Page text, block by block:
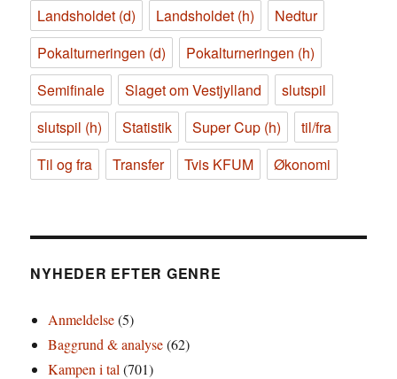
Landsholdet (d)
Landsholdet (h)
Nedtur
Pokalturneringen (d)
Pokalturneringen (h)
Semifinale
Slaget om Vestjylland
slutspil
slutspil (h)
Statistik Super Cup (h)
til/fra
Til og fra
Transfer Tvis KFUM Økonomi
NYHEDER EFTER GENRE
Anmeldelse(5)
Baggrund & analyse(62)
Kampen i tal (701)